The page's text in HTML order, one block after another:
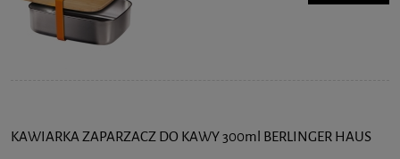
KAWIARKA ZAPARZACZ DO KAWY 300ml BERLINGER HAUS